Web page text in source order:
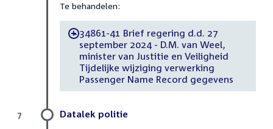
Te behandelen:
-34861-41 Brief regering d.d. 27
september 2024 - D.M. van Weel,
minister van Justitie en Veiligheid
Tijdelijke wijziging verwerking
Passenger Name Record gegevens
Datalek politie
7